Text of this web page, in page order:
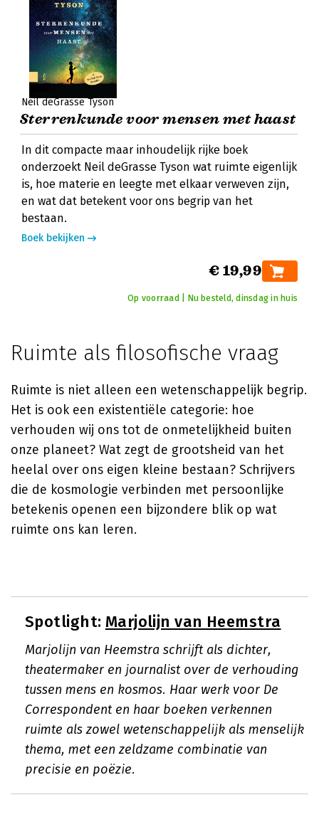
Neil deGrasse Tyson
Sterrenkunde voor mensen met haast
In dit compacte maar inhoudelijk rijke boek
onderzoekt Neil deGrasse Tyson wat ruimte eigenlijk
is, hoe materie en leegte met elkaar verweven zijn,
en wat dat betekent voor ons begrip van het
bestaan.
Boek bekijken
€ 19,99
Op voorraad | Nu besteld, dinsdag in huis
Ruimte als filosofische vraag
Ruimte is niet alleen een wetenschappelijk begrip.
Het is ook een existentiële categorie: hoe
verhouden wij ons tot de onmetelijkheid buiten
onze planeet? Wat zegt de grootsheid van het
heelal over ons eigen kleine bestaan? Schrijvers
die de kosmologie verbinden met persoonlijke
betekenis openen een bijzondere blik op wat
ruimte ons kan leren.
Spotlight: Marjolijn van Heemstra
Marjolijn van Heemstra schrijft als dichter,
theatermaker en journalist over de verhouding
tussen mens en kosmos. Haar werk voor De
Correspondent en haar boeken verkennen
ruimte als zowel wetenschappelijk als menselijk
thema, met een zeldzame combinatie van
precisie en poëzie.